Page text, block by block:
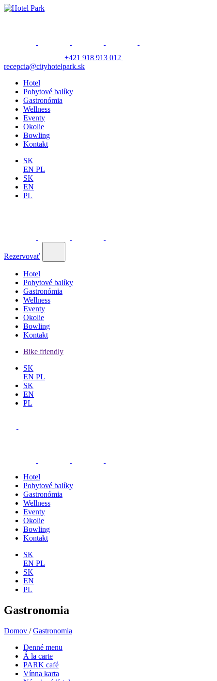
+421 918 913 012
recepcia@cityhotelpark.sk
Hotel
Pobytové balíky
Gastronómia
Wellness
Eventy
Okolie
Bowling
Kontakt
SK
EN PL
SK
EN
PL
Rezervovať
Hotel
Pobytové balíky
Gastronómia
Wellness
Eventy
Okolie
Bowling
Kontakt
Bike friendly
SK
EN PL
SK
EN
PL
Hotel
Pobytové balíky
Gastronómia
Wellness
Eventy
Okolie
Bowling
Kontakt
SK
EN PL
SK
EN
PL
Gastronomia
Domov /Gastronomia
Denné menu
Á la carte
PARK café
Vínna karta